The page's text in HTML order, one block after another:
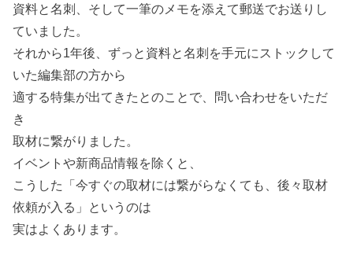
資料と名刺、そして一筆のメモを添えて郵送でお送りし
ていました。
それから1年後、ずっと資料と名刺を手元にストックして
いた編集部の方から
適する特集が出てきたとのことで、問い合わせをいただ
き
取材に繋がりました。
イベントや新商品情報を除くと、
こうした「今すぐの取材には繋がらなくても、後々取材
依頼が入る」というのは
実はよくあります。